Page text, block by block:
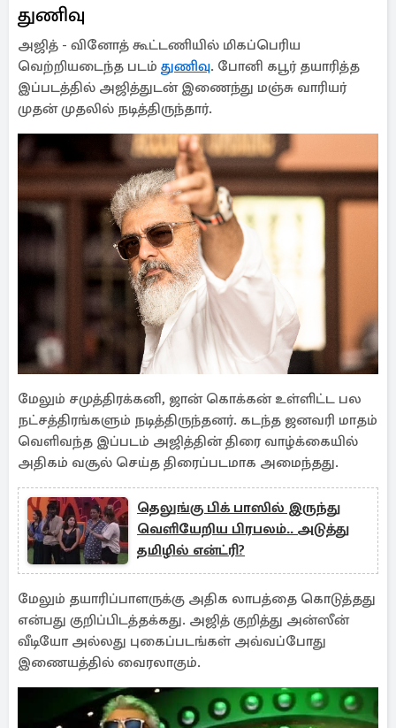
துணிவு
அஜித் - வினோத் கூட்டணியில் மிகப்பெரிய
வெற்றியடைந்த படம் துணிவு. போனி கபூர் தயாரித்த
இப்படத்தில் அஜித்துடன் இணைந்து மஞ்சு வாரியர்
முதன் முதலில் நடித்திருந்தார்.
மேலும் சமுத்திரக்கனி, ஜான் கொக்கன் உள்ளிட்ட பல
நட்சத்திரங்களும் நடித்திருந்தனர். கடந்த ஜனவரி மாதம்
வெளிவந்த இப்படம் அஜித்தின் திரை வாழ்க்கையில்
அதிகம் வசூல் செய்த திரைப்படமாக அமைந்தது.
தெலுங்கு பிக் பாஸில் இருந்து
வெளியேறிய பிரபலம்.. அடுத்து
தமிழில் என்ட்ரி?
மேலும் தயாரிப்பாளருக்கு அதிக லாபத்தை கொடுத்தது
என்பது குறிப்பிடத்தக்கது. அஜித் குறித்து அன்ஸீன்
வீடியோ அல்லது புகைப்படங்கள் அவ்வப்போது
இணையத்தில் வைரலாகும்.